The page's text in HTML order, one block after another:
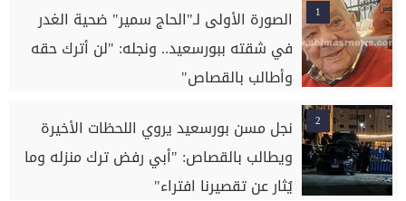
1
الصورة الأولى لـ"الحاج سمير" ضحية الغدر
في شقته ببورسعيد.. ونجله: "لن أترك حقه
وأطالب بالقصاص"
2
نجل مسن بورسعيد يروي اللحظات الأخيرة
ويطالب بالقصاص: "أبي رفض ترك منزله وما
يُثار عن تقصيرنا افتراء"